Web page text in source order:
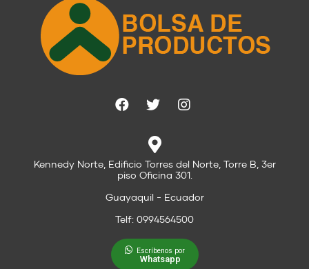
Kennedy Norte, Edificio Torres del Norte, Torre B, 3er
piso Oficina 301.
Guayaquil - Ecuador
Telf: 0994564500
Escríbenos por
Whatsapp